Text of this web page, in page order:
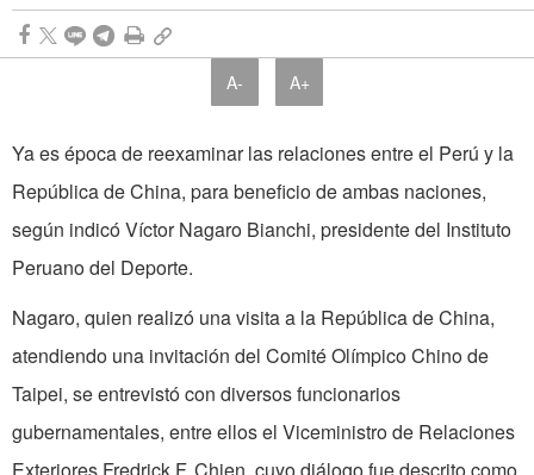
A- A+
Ya es época de reexaminar las relaciones entre el Perú y la
República de China, para beneficio de ambas naciones,
según indicó Víctor Nagaro Bianchi, presidente del Instituto
Peruano del Deporte.
Nagaro, quien realizó una visita a la República de China,
atendiendo una invitación del Comité Olímpico Chino de
Taipei, se entrevistó con diversos funcionarios
gubernamentales, entre ellos el Viceministro de Relaciones